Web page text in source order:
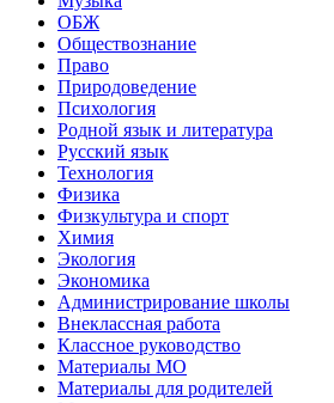
ОБЖ
Обществознание
Право
Природоведение
Психология
Родной язык и литература
Русский язык
Технология
Физика
Физкультура и спорт
Химия
Экология
Экономика
Администрирование школы
Внеклассная работа
Классное руководство
Материалы МО
Материалы для родителей